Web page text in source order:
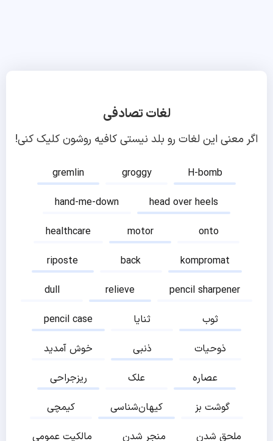
لغات تصادفی
اگر معنی این لغات رو بلد نیستی کافیه روشون کلیک کنی!
gremlin groggy
H-bomb
hand-me-down
head over heels
healthcare
motor
onto
riposte
back
kompromat
dull
relieve
pencil sharpener
pencil case
ثنایا
ثوب
خوش آمدید
ذنبی
ذوحیات
ریزجراحی
علک
عصاره
کیمچی
کیهان‌شناسی
گوشت بز
مالکیت عمومی
منجر شدن ملحق شدن